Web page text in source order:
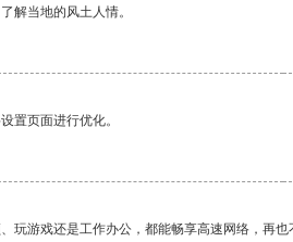
解当地的风土人情。
置页面进行优化。
玩游戏还是工作办公，都能畅享高速网络，再